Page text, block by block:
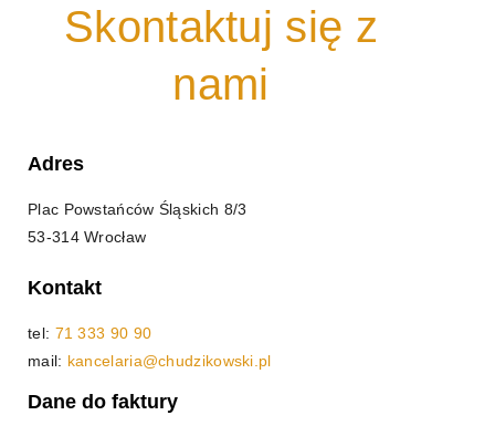
Skontaktuj się z
nami
Adres
Plac Powstańców Śląskich 8/3
53-314 Wrocław
Kontakt
tel: 71 333 90 90
mail: kancelaria@chudzikowski.pl
Dane do faktury